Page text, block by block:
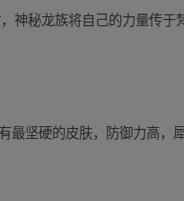
神秘龙族将自己的力量传于
最坚硬的皮肤，防御力高，